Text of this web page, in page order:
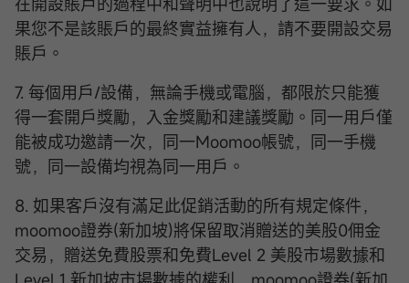
果您不是該賬戶的最終實益擁有人，請不要開設交易
賬戶。
7. 每個用戶/設備，無論手機或電腦，都限於只能獲
得一套開戶獎勵，入金獎勵和建議獎勵。同一用戶僅
能被成功邀請一次，同一Moomoo帳號，同一手機
號，同一設備均視為同一用戶。
8. 如果客戶沒有滿足此促銷活動的所有規定條件，
moomoo證券(新加坡)將保留取消贈送的美股0佣金
交易，贈送免費股票和免費Level 2 美股市場數據和